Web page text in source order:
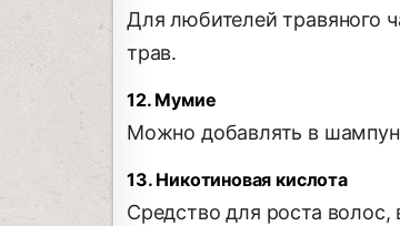
Для любителей травяного
трав.
12. Мумие
Можно добавлять в
13. Никотиновая кислота
Средство для роста